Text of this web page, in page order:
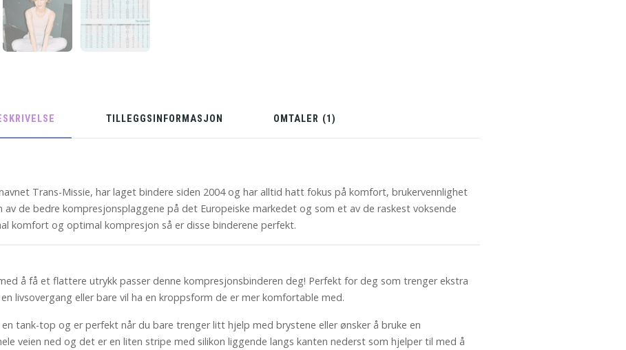
TILLEGGSINFORMASJON OMTALER (1)
Trans-Missie, har laget bindere siden 2004 og har alltid hatt fokus på komfort, brukervennlighet
de bedre kompresjonsplaggene på det Europeiske markedet og som et av de raskest voksende
komfort og optimal kompresjon så er disse binderene perfekt.
å få et flattere utrykk passer denne kompresjonsbinderen deg! Perfekt for deg som trenger ekstra
livsovergang eller bare vil ha en kroppsform de er mer komfortable med.
tank-top og er perfekt når du bare trenger litt hjelp med brystene eller ønsker å bruke en
veien ned og det er en liten stripe med silikon liggende langs kanten nederst som hjelper til med å